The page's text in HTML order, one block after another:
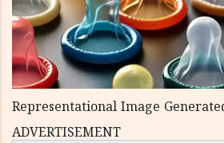
Representational Image
ADVERTISEMENT